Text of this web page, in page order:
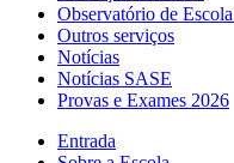
Observatório de
Outros serviços
Notícias
Notícias SASE
Provas e Exames 2026
Entrada